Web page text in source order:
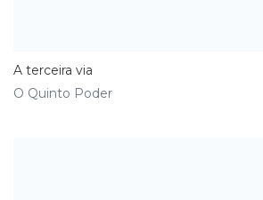
A terceira via
O Quinto Poder